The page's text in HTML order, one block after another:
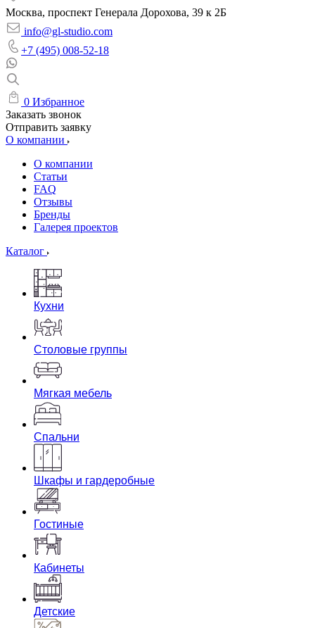
Москва, проспект Генерала Дорохова, 39 к 2Б
info@gl-studio.com
+7 (495) 008-52-18
0 Избранное
Заказать звонок
Отправить заявку
О компании
О компании
Статьи
FAQ
Отзывы
Бренды
Галерея проектов
Каталог
Кухни
Столовые группы
Мягкая мебель
Спальни
Шкафы и гардеробные
Гостиные
Кабинеты
Детские